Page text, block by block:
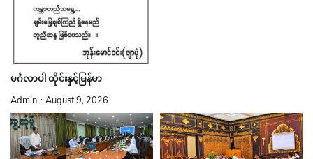
မင်္ဂလာပါ ထိုင်းနှင့်မြန်မာ
Admin August 9, 2026